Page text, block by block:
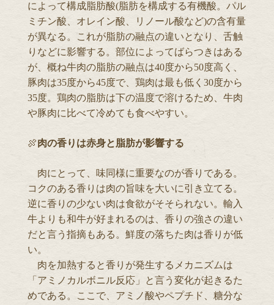
によって構成脂肪酸(脂肪を構成する有機酸。パル
ミチン酸、オレイン酸、リノール酸など)の含有量
が異なる。これが脂肪の融点の違いとなり、舌触
りなどに影響する。部位によってばらつきはある
が、概ね牛肉の脂肪の融点は40度から50度高く、
豚肉は35度から45度で、鶏肉は最も低く30度から
35度。鶏肉の脂肪は下の温度で溶けるため、牛肉
や豚肉に比べて冷めても食べやすい。
🍖肉の香りは赤身と脂肪が影響する
肉にとって、味同様に重要なのが香りである。
コクのある香りは肉の旨味を大いに引き立てる。
逆に香りの少ない肉は食欲がそそられない。輸入
牛よりも和牛が好まれるのは、香りの強さの違い
だと言う指摘もある。鮮度の落ちた肉は香りが低
い。
肉を加熱すると香りが発生するメカニズムは
「アミノカルボニル反応」と言う変化が起きるた
めである。ここで、アミノ酸やペプチド、糖分な